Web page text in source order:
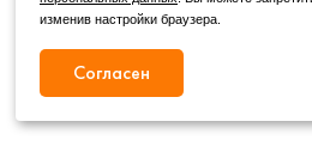
изменив настройки браузера.
Согласен